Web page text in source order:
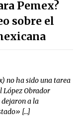
Pemex?
sobre el
no ha sido una tarea
López Obrador
dejaron a la
[…]